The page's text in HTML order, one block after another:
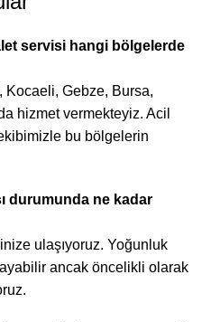
servisi hangi bölgelerde
Kocaeli, Gebze, Bursa,
hizmet vermekteyiz. Acil
bu bölgelerin
durumunda ne kadar
ulaşıyoruz. Yoğunluk
ancak öncelikli olarak